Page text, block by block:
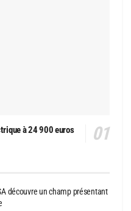
à 24 900 euros
découvre un champ présentant